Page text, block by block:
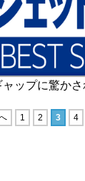
ップに驚かさ
1 2 3 4